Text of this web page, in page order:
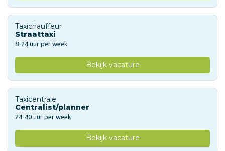
Taxichauffeur
Straattaxi
8-24 uur per week
Bekijk vacature
Taxicentrale
Centralist/planner
24-40 uur per week
Bekijk vacature